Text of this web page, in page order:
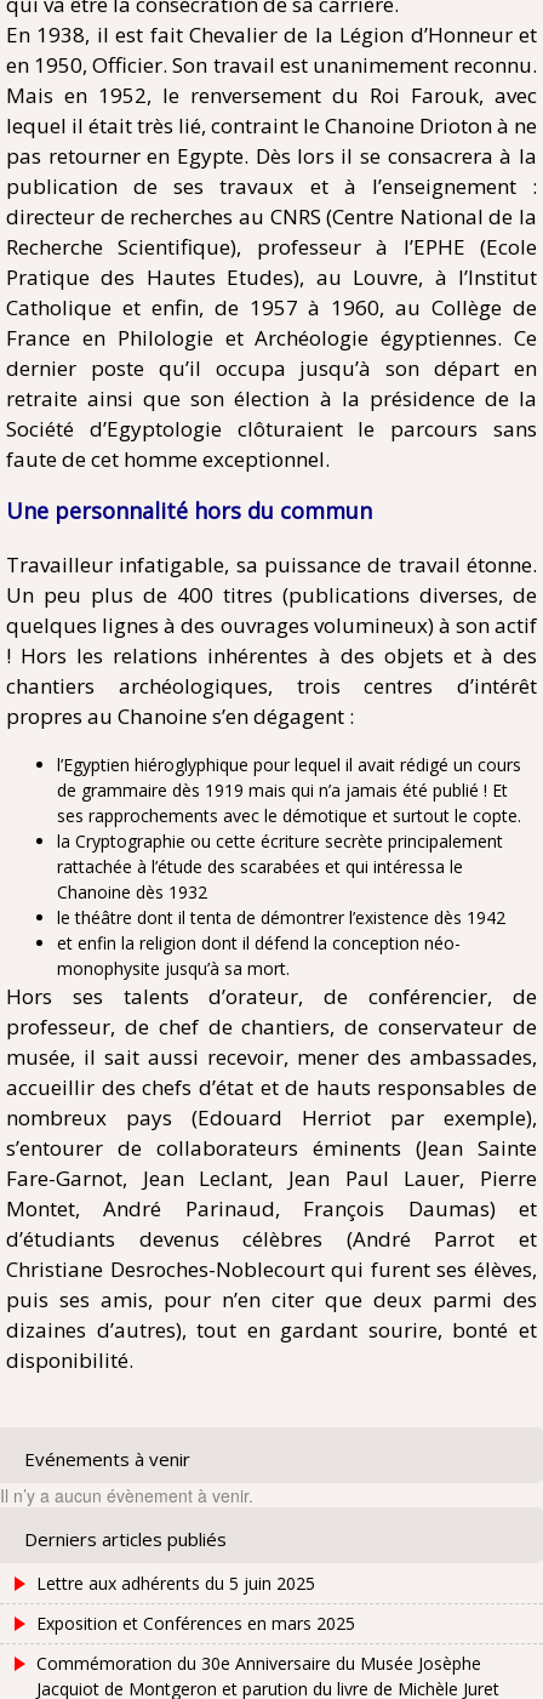
En 1938, il est fait Chevalier de la Légion d’Honneur et
en 1950, Officier. Son travail est unanimement reconnu.
Mais en 1952, le renversement du Roi Farouk, avec
lequel il était très lié, contraint le Chanoine Drioton à ne
pas retourner en Egypte. Dès lors il se consacrera à la
publication de ses travaux et à l’enseignement :
directeur de recherches au CNRS (Centre National de la
Recherche Scientifique), professeur à l’EPHE (Ecole
Pratique des Hautes Etudes), au Louvre, à l’Institut
Catholique et enfin, de 1957 à 1960, au Collège de
France en Philologie et Archéologie égyptiennes. Ce
dernier poste qu’il occupa jusqu’à son départ en
retraite ainsi que son élection à la présidence de la
Société d’Egyptologie clôturaient le parcours sans
faute de cet homme exceptionnel.
Une personnalité hors du commun
Travailleur infatigable, sa puissance de travail étonne.
Un peu plus de 400 titres (publications diverses, de
quelques lignes à des ouvrages volumineux) à son actif
! Hors les relations inhérentes à des objets et à des
chantiers archéologiques, trois centres d’intérêt
propres au Chanoine s’en dégagent :
l’Egyptien hiéroglyphique pour lequel il avait rédigé un cours
de grammaire dès 1919 mais qui n’a jamais été publié ! Et
ses rapprochements avec le démotique et surtout le copte.
la Cryptographie ou cette écriture secrète principalement
rattachée à l’étude des scarabées et qui intéressa le
Chanoine dès 1932
le théâtre dont il tenta de démontrer l’existence dès 1942
et enfin la religion dont il défend la conception néo-
monophysite jusqu’à sa mort.
Hors ses talents d’orateur, de conférencier, de
professeur, de chef de chantiers, de conservateur de
musée, il sait aussi recevoir, mener des ambassades,
accueillir des chefs d’état et de hauts responsables de
nombreux pays (Edouard Herriot par exemple),
s’entourer de collaborateurs éminents (Jean Sainte
Fare-Garnot, Jean Leclant, Jean Paul Lauer, Pierre
Montet, André Parinaud, François Daumas) et
d’étudiants devenus célèbres (André Parrot et
Christiane Desroches-Noblecourt qui furent ses élèves,
puis ses amis, pour n’en citer que deux parmi des
dizaines d’autres), tout en gardant sourire, bonté et
disponibilité.
Evénements à venir
Il n’y a aucun évènement à venir.
Derniers articles publiés
Lettre aux adhérents du 5 juin 2025
Exposition et Conférences en mars 2025
Commémoration du 30e Anniversaire du Musée Josèphe
Jacquiot de Montgeron et parution du livre de Michèle Juret